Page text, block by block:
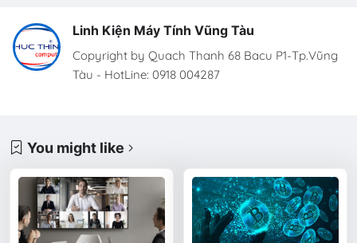
Linh Kiện Máy Tính Vũng Tàu
Copyright by Quach Thanh 68 Bacu P1-Tp.Vũng
Tàu - HotLine: 0918 004287
You might like